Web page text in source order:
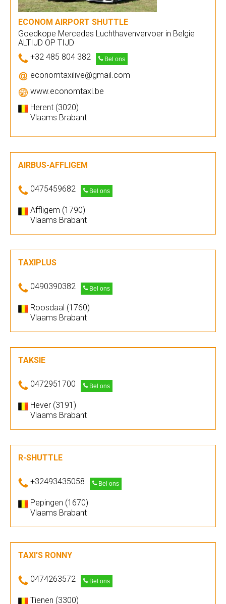
ECONOM AIRPORT SHUTTLE
Goedkope Mercedes Luchthavenvervoer in Belgie
ALTIJD OP TIJD
+32 485 804 382
Bel ons
economtaxilive@gmail.com
www.economtaxi.be
Herent (3020)
Vlaams Brabant
AIRBUS-AFFLIGEM
0475459682 Bel ons
Affligem (1790)
Vlaams Brabant
TAXIPLUS
0490390382 Bel ons
Roosdaal (1760)
Vlaams Brabant
TAKSIE
0472951700 Bel ons
Hever (3191)
Vlaams Brabant
R-SHUTTLE
+32493435058 Bel ons
Pepingen (1670)
Vlaams Brabant
TAXI'S RONNY
0474263572 Bel ons
Tienen (3300)